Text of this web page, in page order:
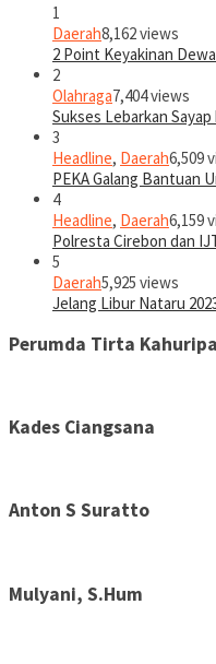
1
Daerah8,162 views
2 Point Keyakinan
2
Olahraga7,404 views
Sukses Lebarkan
3
Headline, Daerah6,509
PEKA Galang Bantuan
4
Headline, Daerah6,159
Polresta Cirebon dan
5
Daerah5,925 views
Jelang Libur Nataru
Perumda Tirta
Kades Ciangsana
Anton S Suratto
Mulyani, S.Hum